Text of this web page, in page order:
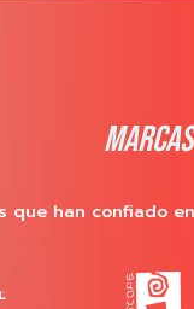
que han confiado